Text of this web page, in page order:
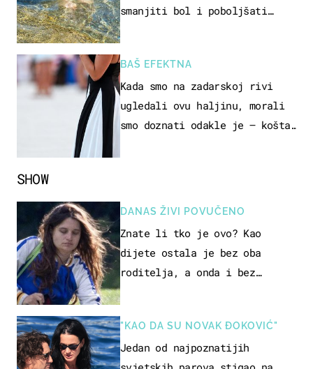
SHOW
DANAS ŽIVI POVUČENO
Znate li tko je ovo? Kao
dijete ostala je bez oba
roditelja, a onda i bez
"KAO DA SU NOVAK ĐOKOVIĆ"
Jedan od najpoznatijih
smanjiti bol i poboljšati
BAŠ EFEKTNA
Kada smo na zadarskoj rivi
ugledali ovu haljinu, morali
smo doznati odakle je – košta